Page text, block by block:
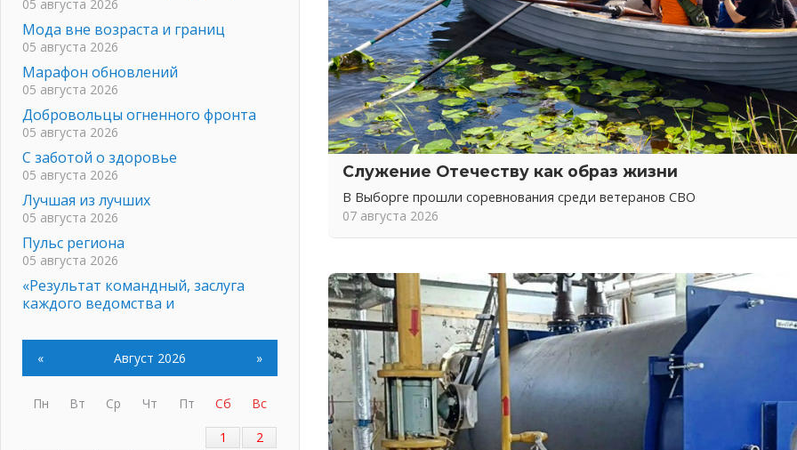
Служение Отечеству как образ жизни
В Выборге прошли соревнования среди ветеранов СВО
07 августа 2026
05 августа 2026
Мода вне возраста и границ
05 августа 2026
Марафон обновлений
05 августа 2026
Добровольцы огненного фронта
05 августа 2026
С заботой о здоровье
05 августа 2026
Лучшая из лучших
05 августа 2026
Пульс региона
05 августа 2026
«Результат командный, заслуга
каждого ведомства и
05 августа 2026
Вдохновлять, просвещать и
объединять!
05 августа 2026
« Август 2026 »
Пн Вт Ср Чт Пт Сб
Вс
1
2